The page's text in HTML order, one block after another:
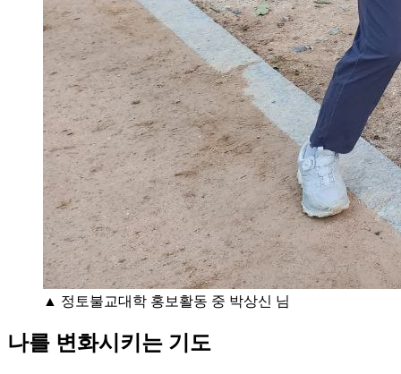
▲ 정토불교대학 홍보활동 중 박상신 님
나를 변화시키는 기도